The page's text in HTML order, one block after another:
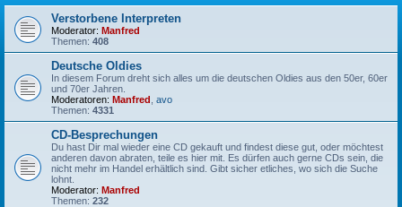
Verstorbene Interpreten
Moderator: Manfred
Themen: 408
Deutsche Oldies
In diesem Forum dreht sich alles um die deutschen Oldies aus den 50er, 60er
und 70er Jahren.
Moderatoren: Manfred avo
Themen: 4331
CD-Besprechungen
Du hast Dir mal wieder eine CD gekauft und findest diese gut, oder möchtest
anderen davon abraten, teile es hier mit. Es dürfen auch gerne CDs sein, die
nicht mehr im Handel erhältlich sind. Gibt sicher etliches, wo sich die Suche
lohnt.
Moderator: Manfred
Themen: 232